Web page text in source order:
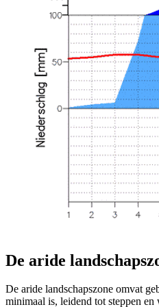
De aride
De aride landschapszone omvat
minimaal is, leidend tot steppen en